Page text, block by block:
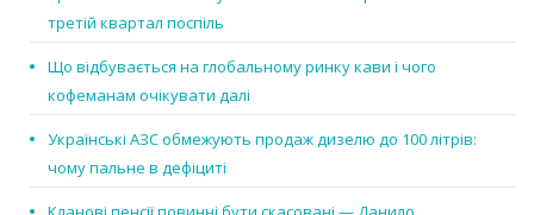
третій квартал поспіль
Що відбувається на глобальному ринку кави і чого
кофеманам очікувати далі
Українські АЗС обмежують продаж дизелю до 100 літрів:
чому пальне в дефіциті